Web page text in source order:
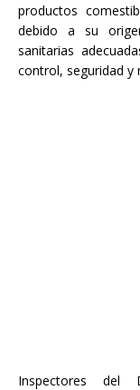
productos
debido a su
sanitarias
control, seguridad y
Inspectores del